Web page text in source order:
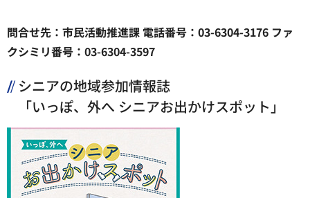
問合せ先：市民活動推進課 電話番号：03-6304-3176 ファ
クシミリ番号：03-6304-3597
シニアの地域参加情報誌
「いっぽ、外へ シニアお出かけスポット」